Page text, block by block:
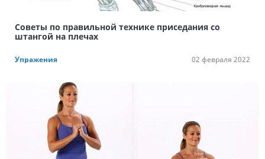
Советы по правильной технике приседания со
штангой на плечах
Упражения 02 февраля 2022